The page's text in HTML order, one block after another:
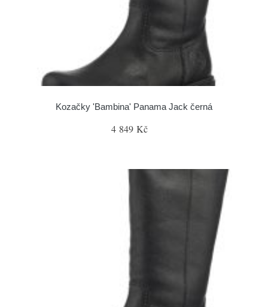
Kozačky 'Bambina' Panama Jack černá
4 849 Kč